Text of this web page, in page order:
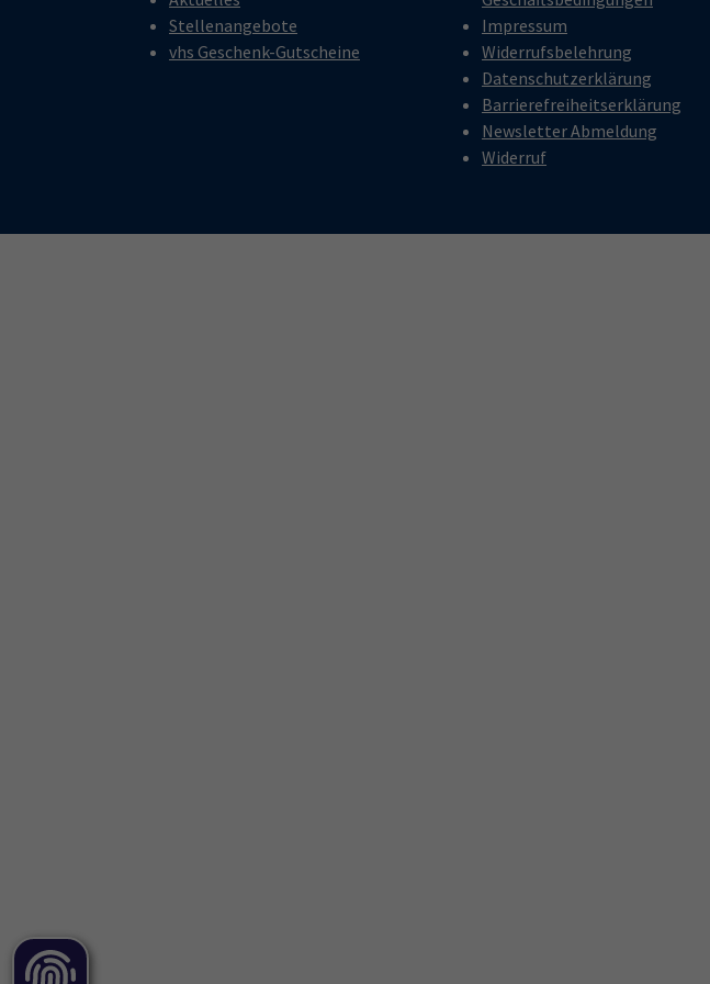
Stellenangebote
vhs Geschenk-Gutscheine
Impressum
Widerrufsbelehrung
Datenschutzerklärung
Barrierefreiheitserklärung
Newsletter Abmeldung
Widerruf